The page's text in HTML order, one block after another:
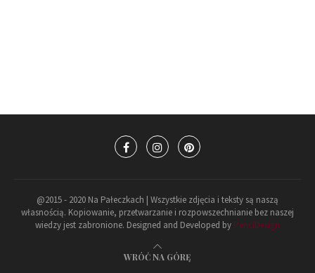
@2015 - 2020 Na Pałeczkach | Wszystkie zdjęcia i teksty są naszą
własnością. Kopiowanie, przetwarzanie i rozpowszechnianie bez naszej
wiedzy jest zabronione. Designed and Developed by PenciDesign
WRÓĆ NA GÓRĘ